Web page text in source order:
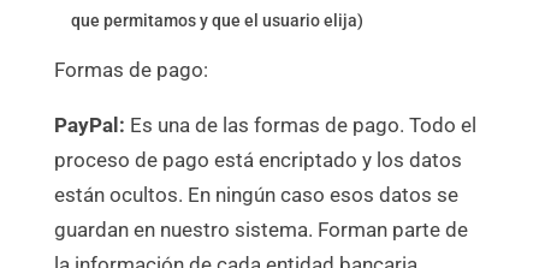
que permitamos y que el usuario elija)
Formas de pago:
PayPal: Es una de las formas de pago. Todo el
proceso de pago está encriptado y los datos
están ocultos. En ningún caso esos datos se
guardan en nuestro sistema. Forman parte de